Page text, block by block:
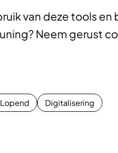
van deze tools en
Neem gerust
Lopend Digitalisering